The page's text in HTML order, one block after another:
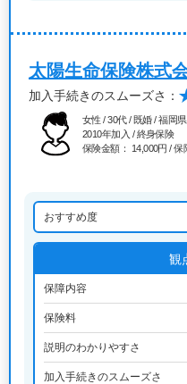
太陽生命保険株式
加入手続きのスムーズさ：
女性 / 30代 / 既婚 / 福岡
2010年加入 / 終身保険
保険金額： 14,000円 / 保
おすすめ度
観
保障内容
保険料
説明のわかりやすさ
加入手続きのスムーズさ